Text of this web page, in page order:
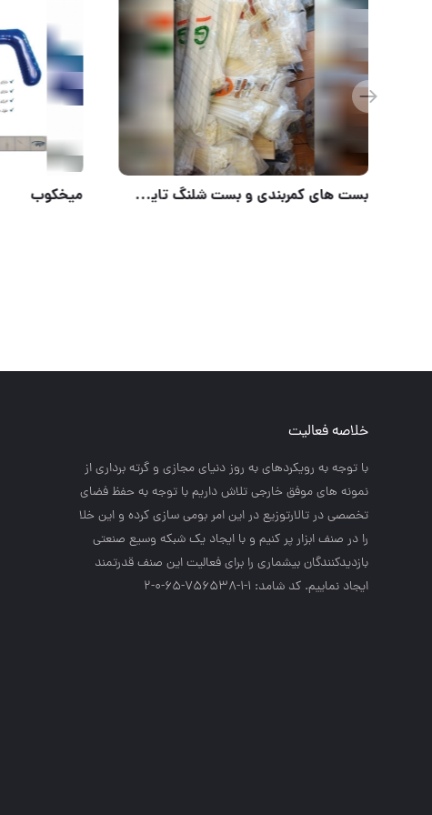
شلنگ های بادی میلان
خلاصه فعالیت
با توجه به رويكردهاي به روز دنياي مجازي و گرته برداري از
نمونه هاي موفق خارجي تلاش داريم با توجه به حفظ فضاي
تخصصي در تالارتوزيع در اين امر بومي سازي كرده و اين خلا
را در صنف ابزار پر كنيم و با ايجاد يك شبكه وسيع صنعتي
بازديدكنندگان بيشماري را براي فعاليت اين صنف قدرتمند
ايجاد نماييم. کد شامد: 1-1-756538-65-0-2